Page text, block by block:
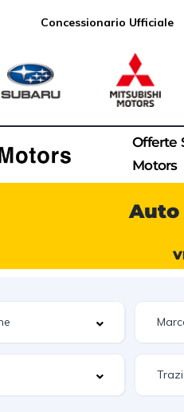
Concessionario Ufficiale
Offerte
Motors
Auto